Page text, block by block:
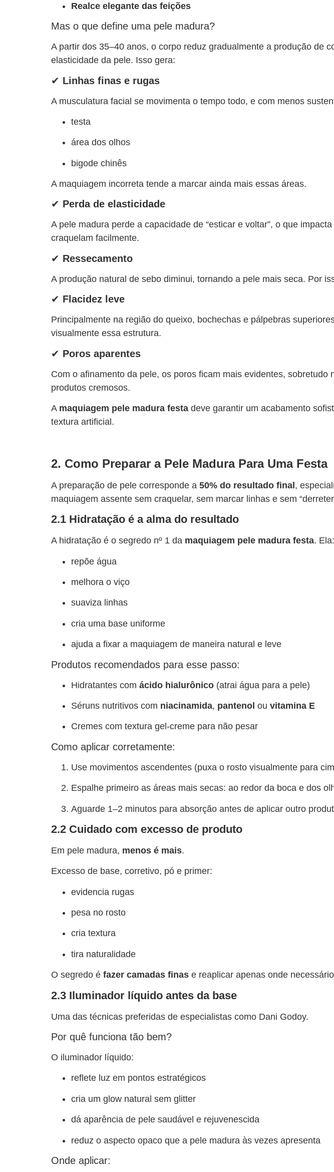
Realce elegante das feições
Mas o que define uma pele madura?
A partir dos 35–40 anos, o corpo reduz gradualmente a produção
elasticidade da pele. Isso gera:
✔ Linhas finas e rugas
A musculatura facial se movimenta o tempo todo, e com menos
testa
área dos olhos
bigode chinês
A maquiagem incorreta tende a marcar ainda mais essas áreas.
✔ Perda de elasticidade
A pele madura perde a capacidade de “esticar e voltar”, o que
craquelam facilmente.
✔ Ressecamento
A produção natural de sebo diminui, tornando a pele mais seca. Por
✔ Flacidez leve
Principalmente na região do queixo, bochechas e pálpebras
visualmente essa estrutura.
✔ Poros aparentes
Com o afinamento da pele, os poros ficam mais evidentes,
produtos cremosos.
A maquiagem pele madura festa deve garantir um acabamento
textura artificial.
2. Como Preparar a Pele Madura Para Uma Festa
A preparação de pele corresponde a 50% do resultado final,
maquiagem assente sem craquelar, sem marcar linhas e sem
2.1 Hidratação é a alma do resultado
A hidratação é o segredo nº 1 da maquiagem pele madura festa. Ela:
repõe água
melhora o viço
suaviza linhas
cria uma base uniforme
ajuda a fixar a maquiagem de maneira natural e leve
Produtos recomendados para esse passo:
Hidratantes com ácido hialurônico (atrai água para a pele)
Séruns nutritivos com niacinamida, pantenol ou vitamina E
Cremes com textura gel-creme para não pesar
Como aplicar corretamente:
Use movimentos ascendentes (puxa o rosto visualmente para
Espalhe primeiro as áreas mais secas: ao redor da boca e dos
Aguarde 1–2 minutos para absorção antes de aplicar outro
2.2 Cuidado com excesso de produto
Em pele madura, menos é mais.
Excesso de base, corretivo, pó e primer:
evidencia rugas
pesa no rosto
cria textura
tira naturalidade
O segredo é fazer camadas finas e reaplicar apenas onde
2.3 Iluminador líquido antes da base
Uma das técnicas preferidas de especialistas como Dani Godoy.
Por quê funciona tão bem?
O iluminador líquido:
reflete luz em pontos estratégicos
cria um glow natural sem glitter
dá aparência de pele saudável e rejuvenescida
reduz o aspecto opaco que a pele madura às vezes apresenta
Onde aplicar: